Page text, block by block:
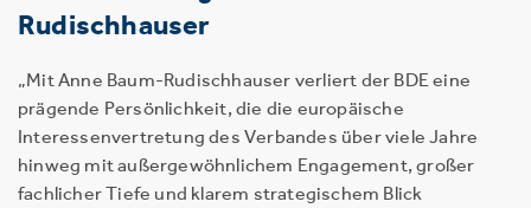
Rudischhauser
„Mit Anne Baum-Rudischhauser verliert der BDE eine
prägende Persönlichkeit, die die europäische
Interessenvertretung des Verbandes über viele Jahre
hinweg mit außergewöhnlichem Engagement, großer
fachlicher Tiefe und klarem strategischem Blick